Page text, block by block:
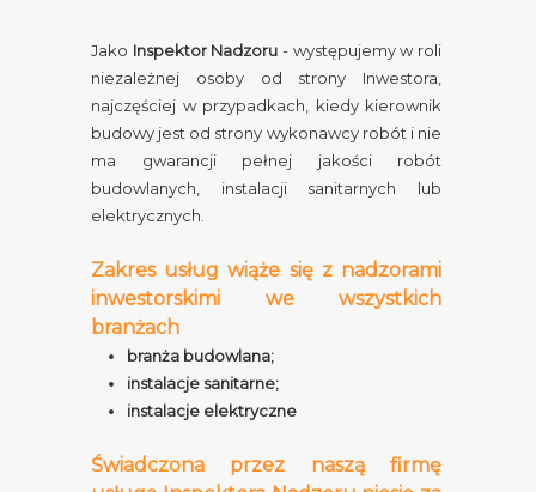
Jako Inspektor Nadzoru - występujemy w roli
niezależnej osoby od strony Inwestora,
najczęściej w przypadkach, kiedy kierownik
budowy jest od strony wykonawcy robót i nie
ma gwarancji pełnej jakości robót
budowlanych, instalacji sanitarnych lub
elektrycznych.
Zakres usług wiąże się z nadzorami
inwestorskimi we wszystkich
branżach
branża budowlana;
instalacje sanitarne;
instalacje elektryczne
Świadczona przez naszą firmę